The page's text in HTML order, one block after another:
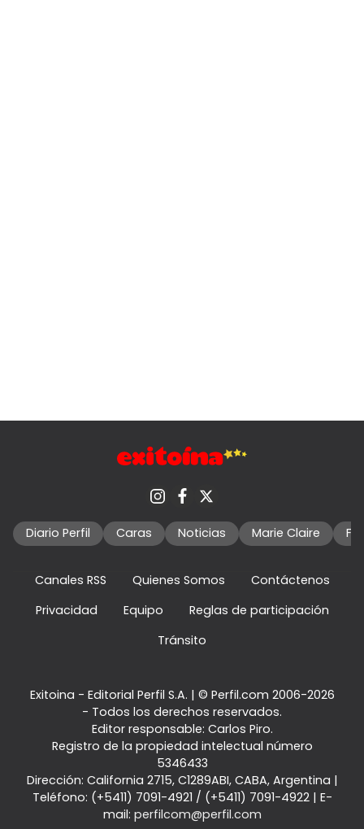
Diario Perfil Caras Noticias Marie Claire
Canales RSS Quienes Somos
Contáctenos
Privacidad
Equipo
Reglas de participación
Tránsito
Exitoina - Editorial Perfil S.A. | © Perfil.com 2006-2026
- Todos los derechos reservados.
Editor responsable: Carlos Piro.
Registro de la propiedad intelectual número
5346433
Dirección: California 2715, C1289ABI, CABA, Argentina |
Teléfono: (+5411) 7091-4921 / (+5411) 7091-4922| E-
mail: perfilcom@perfil.com